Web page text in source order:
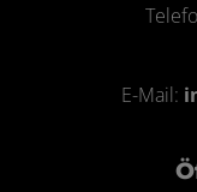
E-Mail: